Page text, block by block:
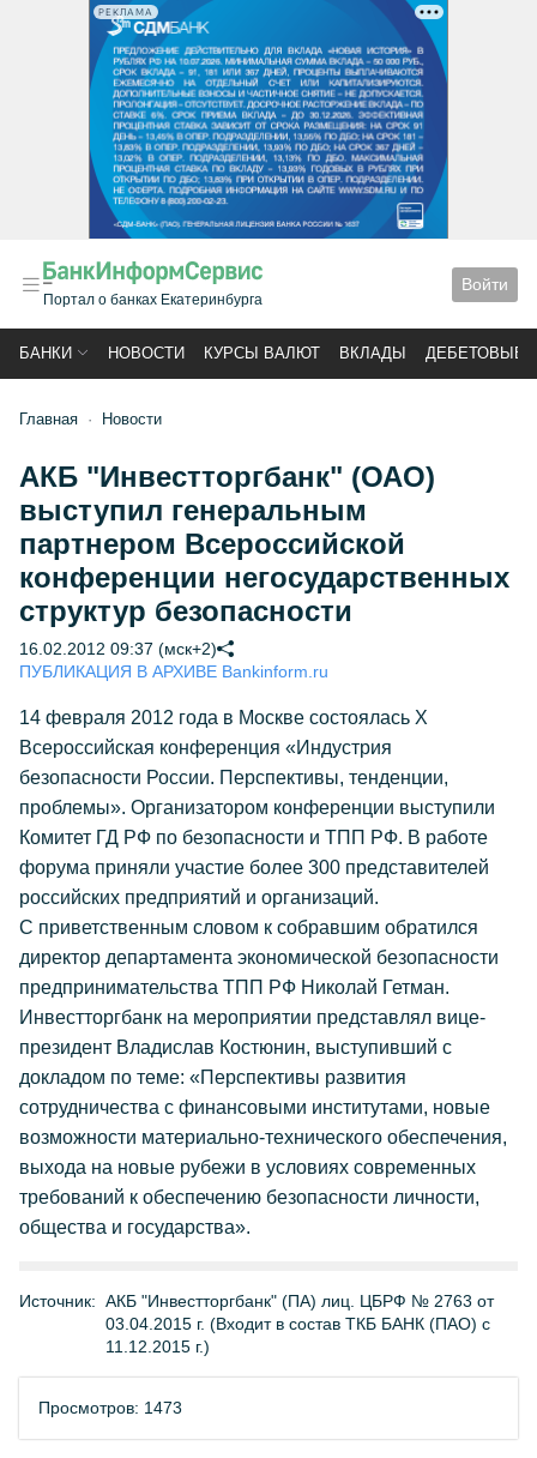
РЕКЛАМА
Портал о банках Екатеринбурга
Войти
БАНКИ НОВОСТИ КУРСЫ ВАЛЮТ ВКЛАДЫ ДЕБЕТОВЫЕ
Главная Новости
АКБ "Инвестторгбанк" (ОАО)
выступил генеральным
партнером Всероссийской
конференции негосударственных
структур безопасности
16.02.2012 09:37 (мск+2)
ПУБЛИКАЦИЯ В АРХИВЕ Bankinform.ru
14 февраля 2012 года в Москве состоялась X
Всероссийская конференция «Индустрия
безопасности России. Перспективы, тенденции,
проблемы». Организатором конференции выступили
Комитет ГД РФ по безопасности и ТПП РФ. В работе
форума приняли участие более 300 представителей
российских предприятий и организаций.
С приветственным словом к собравшим обратился
директор департамента экономической безопасности
предпринимательства ТПП РФ Николай Гетман.
Инвестторгбанк на мероприятии представлял вице-
президент Владислав Костюнин, выступивший с
докладом по теме: «Перспективы развития
сотрудничества с финансовыми институтами, новые
возможности материально-технического обеспечения,
выхода на новые рубежи в условиях современных
требований к обеспечению безопасности личности,
общества и государства».
Источник: АКБ "Инвестторгбанк" (ПА) лиц. ЦБРФ № 2763 от
03.04.2015 г. (Входит в состав ТКБ БАНК (ПАО) с
11.12.2015 г.)
Просмотров: 1473